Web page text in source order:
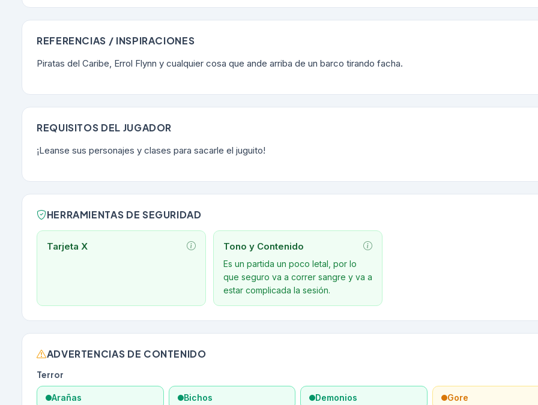
REFERENCIAS / INSPIRACIONES
Piratas del Caribe, Errol Flynn y cualquier cosa que ande arriba de un barco tirando facha.
REQUISITOS DEL JUGADOR
¡Leanse sus personajes y clases para sacarle el juguito!
HERRAMIENTAS DE SEGURIDAD
Tarjeta X Tono y Contenido
Es un partida un poco letal, por lo
que seguro va a correr sangre y va a
estar complicada la sesión.
ADVERTENCIAS DE CONTENIDO
Terror
Arañas Bichos Demonios Gore